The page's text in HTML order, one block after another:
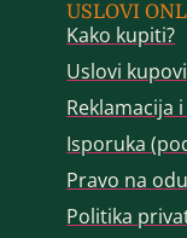
USLOVI
Kako kupiti?
Uslovi
Reklamacija
Isporuka
Pravo na
Politika